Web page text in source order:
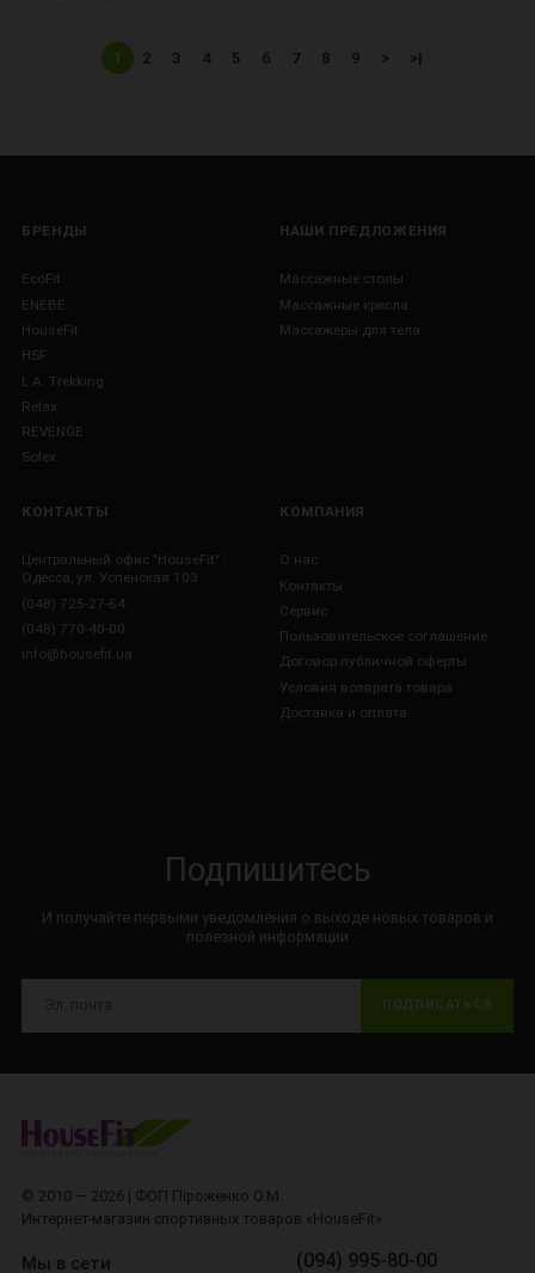
1 2 3 4 5 6 7 8 9 > >|
БРЕНДЫ
EcoFit
ENEBE
HouseFit
HSF
L.A. Trekking
Relax
REVENGE
Solex
НАШИ ПРЕДЛОЖЕНИЯ
Массажные столы
Массажные кресла
Массажеры для тела
КОНТАКТЫ
Центральный офис "HouseFit" :
Одесса, ул. Успенская 103
(048) 725-27-64
(048) 770-40-00
info@housefit.ua
КОМПАНИЯ
О нас
Контакты
Сервис
Пользовательское соглашение
Договор публичной оферты
Условия возврата товара
Доставка и оплата
Подпишитесь
И получайте первыми уведомления о выходе новых товаров и
полезной информации
ПОДПИСАТЬСЯ
© 2010 — 2026 | ФОП Піроженко О.М.
Интернет-магазин спортивных товаров «HouseFit»
(094) 995-80-00
Мы в сети